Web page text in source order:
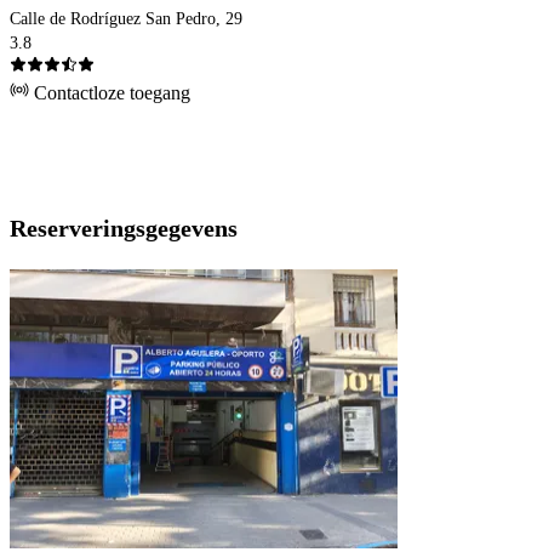
Calle de Rodríguez San Pedro, 29
3.8
Contactloze toegang
Reserveringsgegevens